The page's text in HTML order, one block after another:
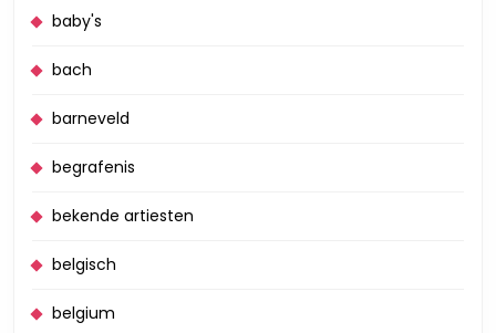
baby's
bach
barneveld
begrafenis
bekende artiesten
belgisch
belgium